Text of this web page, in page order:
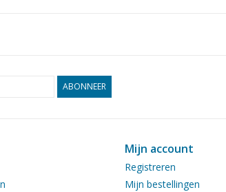
Bijzonderheden
ABONNEER
Mijn account
Registreren
Mijn bestellingen